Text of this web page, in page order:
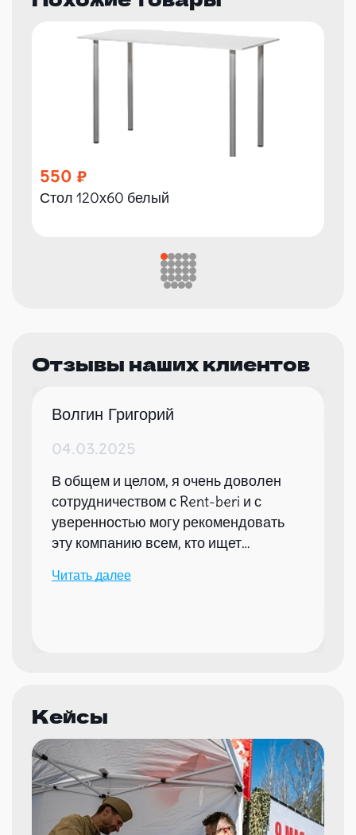
550
Стол 120х60 белый
Отзывы наших клиентов
Волгин Григорий
04.03.2025
В общем и целом, я очень доволен
сотрудничеством с Rent-beri и с
уверенностью могу рекомендовать
эту компанию всем, кто ищет
мероприятий.
Читать далее
Кейсы